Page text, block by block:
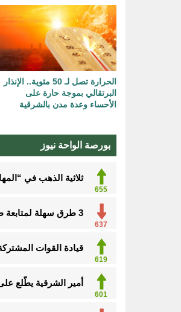
الحرارة تصل لـ 50 مئوية.. الإنذار
البرتقالي بموجة حارة على
الأحساء وعدة مدن بالشرقية
بورصة الواحة نيوز
655
ثلاثية الذهب في
637
3 طرق سهلة لمتابعة طلبك في الضمان الاجتماعي.. وهذه الفئات معفاة
619
قيادة القوات المشتركة للتحالف: إصابة (11) من
601
أمير الشرقية يطّلع